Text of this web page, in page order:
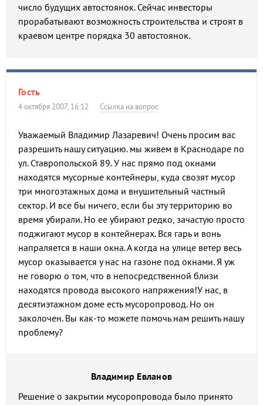
число будущих автостоянок. Сейчас инвесторы
прорабатывают возможность строительства и строят в
краевом центре порядка 30 автостоянок.
Гость
4 октября 2007, 16:12 Ссылка на вопрос
Уважаемый Владимир Лазаревич! Очень просим вас
разрешить нашу ситуацию. мы живем в Краснодаре по
ул. Ставропольской 89. У нас прямо под окнами
находятся мусорные контейнеры, куда свозят мусор
три многоэтажных дома и внушительный частный
сектор. И все бы ничего, если бы эту территорию во
время убирали. Но ее убирают редко, зачастую просто
поджигают мусор в контейнерах. Вся гарь и вонь
напраляется в наши окна. А когда на улице ветер весь
мусор оказывается у нас на газоне под окнами. Я уж
не говорю о том, что в непосредственной близи
находятся провода высокого напряжения!У нас, в
десятиэтажном доме есть мусоропровод. Но он
заколочен. Вы как-то можете помочь нам решить нашу
проблему?
Владимир Евланов
Решение о закрытии мусоропровода было принято